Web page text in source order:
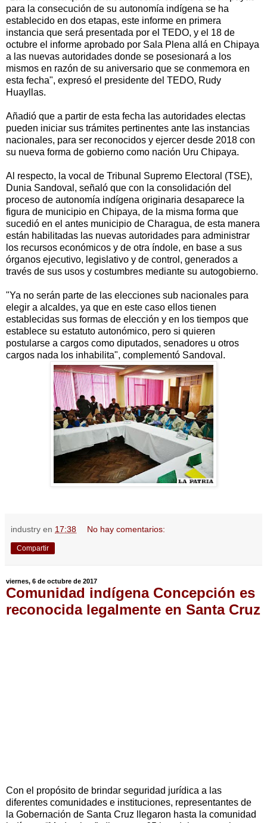
para la consecución de su autonomía indígena se ha
establecido en dos etapas, este informe en primera
instancia que será presentada por el TEDO, y el 18 de
octubre el informe aprobado por Sala Plena allá en Chipaya
a las nuevas autoridades donde se posesionará a los
mismos en razón de su aniversario que se conmemora en
esta fecha", expresó el presidente del TEDO, Rudy
Huayllas.
Añadió que a partir de esta fecha las autoridades electas
pueden iniciar sus trámites pertinentes ante las instancias
nacionales, para ser reconocidos y ejercer desde 2018 con
su nueva forma de gobierno como nación Uru Chipaya.
Al respecto, la vocal de Tribunal Supremo Electoral (TSE),
Dunia Sandoval, señaló que con la consolidación del
proceso de autonomía indígena originaria desaparece la
figura de municipio en Chipaya, de la misma forma que
sucedió en el antes municipio de Charagua, de esta manera
están habilitadas las nuevas autoridades para administrar
los recursos económicos y de otra índole, en base a sus
órganos ejecutivo, legislativo y de control, generados a
través de sus usos y costumbres mediante su autogobierno.
"Ya no serán parte de las elecciones sub nacionales para
elegir a alcaldes, ya que en este caso ellos tienen
establecidas sus formas de elección y en los tiempos que
establece su estatuto autonómico, pero si quieren
postularse a cargos como diputados, senadores u otros
cargos nada los inhabilita", complementó Sandoval.
industry en 17:38 No hay comentarios:
Compartir
viernes, 6 de octubre de 2017
Comunidad indígena Concepción es
reconocida legalmente en Santa Cruz
Con el propósito de brindar seguridad jurídica a las
diferentes comunidades e instituciones, representantes de
la Gobernación de Santa Cruz llegaron hasta la comunidad